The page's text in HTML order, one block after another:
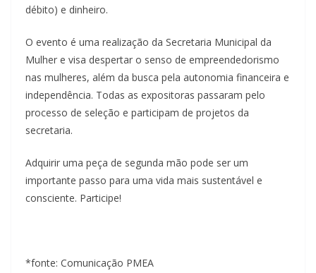
débito) e dinheiro.
O evento é uma realização da Secretaria Municipal da
Mulher e visa despertar o senso de empreendedorismo
nas mulheres, além da busca pela autonomia financeira e
independência. Todas as expositoras passaram pelo
processo de seleção e participam de projetos da
secretaria.
Adquirir uma peça de segunda mão pode ser um
importante passo para uma vida mais sustentável e
consciente. Participe!
*fonte: Comunicação PMEA